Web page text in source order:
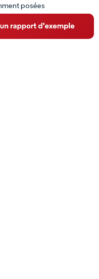
DU MARCHÉ
du marché
posées